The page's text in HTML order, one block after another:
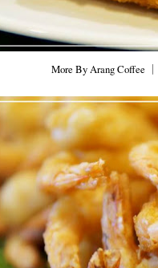
More By Arang Coffee